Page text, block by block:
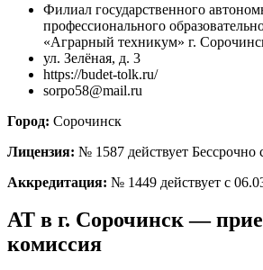
Филиал государственного
профессионального
«Аграрный техникум» г.
ул. Зелёная, д. 3
https://budet-tolk.ru/
sorpo58@mail.ru
Город: Сорочинск
Лицензия: № 1587 действует Бессрочно
Аккредитация: № 1449 действует с
АТ в г. Сорочинск —
комиссия